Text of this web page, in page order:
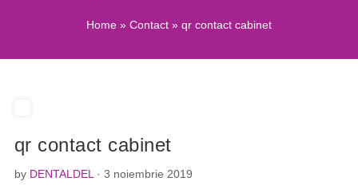
Home » Contact » qr contact cabinet
qr contact cabinet
by DENTALDEL · 3 noiembrie 2019